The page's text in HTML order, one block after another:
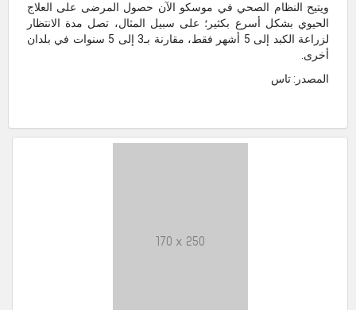
ويتيح النظام الصحي في موسكو الآن حصول المرضى على العلاج
الحيوي بشكل أسرع بكثير؛ على سبيل المثال، تصل مدة الانتظار
لزراعة الكبد إلى 5 أشهر فقط، مقارنة بـ3 إلى 5 سنوات في بلدان
أخرى.
المصدر: تاس
170 x 250